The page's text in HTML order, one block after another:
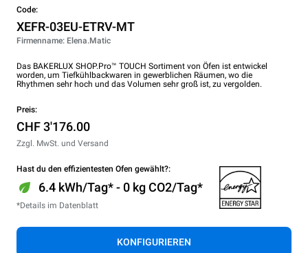
Code:
XEFR-03EU-ETRV-MT
Firmenname: Elena.Matic
Das BAKERLUX SHOP.Pro™ TOUCH Sortiment von Öfen ist entwickel
worden, um Tiefkühlbackwaren in gewerblichen Räumen, wo die
Rhythmen sehr hoch und das Volumen sehr groß ist, zu vergolden.
Preis:
CHF 3'176.00
Zzgl. MwSt. und Versand
Hast du den effizientesten Ofen gewählt?:
6.4 kWh/Tag* - 0 kg CO2/Tag*
*Details im Datenblatt
KONFIGURIEREN